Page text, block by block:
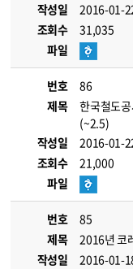
작성일
2016-01-
조회수
31,035
파일
번호
86
제목
한국철도
(~2.5)
작성일
2016-01-
조회수
21,000
파일
번호
85
제목
2016년 코
작성일
2016-01-